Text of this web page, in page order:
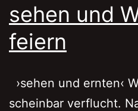
sehen und
feiern
›sehen und ernten‹
scheinbar verflucht.